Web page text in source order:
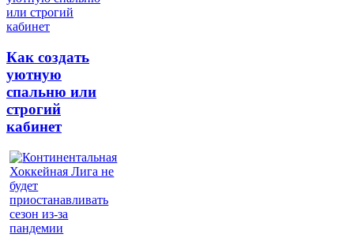
Как создать
уютную
спальню или
строгий
кабинет